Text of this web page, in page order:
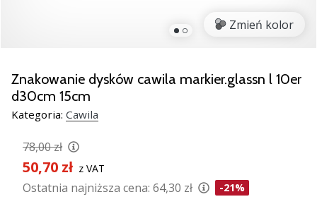
–
Nasze
porady
prezentowe
Ci
wybrać
idealny
prezent!
Zmień kolor
Znakowanie dysków cawila markier.glassn l 10er
d30cm 15cm
Kategoria: Cawila
78,00 zł
50,70 zł z VAT
Ostatnia najniższa cena: 64,30 zł -21%